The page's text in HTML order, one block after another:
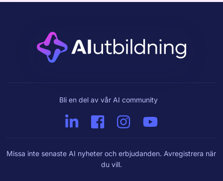
Bli en del av vår AI community
Missa inte senaste AI nyheter och erbjudanden. Avregistrera när
du vill.